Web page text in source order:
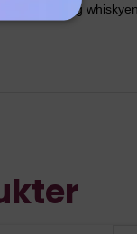
Skotland, og